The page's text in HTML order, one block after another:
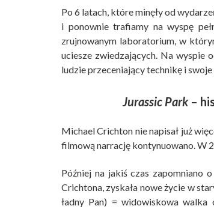
Po 6 latach, które minęły od
i ponownie trafiamy na wyspę
zrujnowanym laboratorium, w
uciesze zwiedzających. Na wyspie
ludzie przeceniający technikę i
Jurassic Park–
Michael Crichton nie napisał już
filmową narrację kontynuowano. W
Później na jakiś czas zapomniano
Crichtona, zyskała nowe życie w
ładny Pan) = widowiskowa